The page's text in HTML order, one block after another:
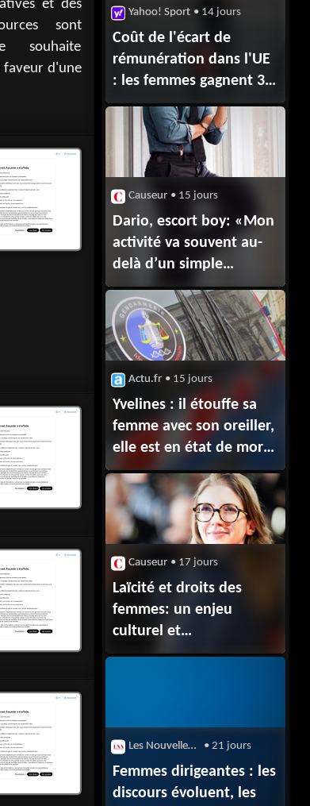
Yahoo! Sport • 14 jours
Coût de l'écart de
rémunération dans l'UE
: les femmes gagnent 3
900 € de moins par an
Causeur • 15 jours
Dario, escort boy: «Mon
activité va souvent au-
delà d’un simple
rapport sexuel»
Actu.fr • 15 jours
Yvelines : il étouffe sa
femme avec son oreiller,
elle est en état de mort
cérébrale @actu.fr
Causeur • 17 jours
Laïcité et droits des
femmes: un enjeu
culturel et
civilisationnel majeur
Les Nouvelles News • 21 jours
Femmes dirigeantes : les
discours évoluent, les